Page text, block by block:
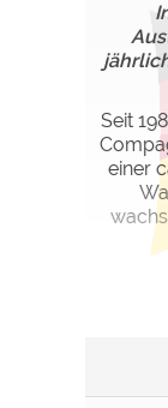
Seit
einer